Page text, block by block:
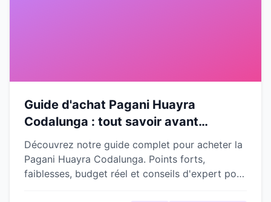
Guide d'achat Pagani Huayra
Codalunga : tout savoir avant
d'investir dans cette hypercar
d'exception
Découvrez notre guide complet pour acheter la
Pagani Huayra Codalunga. Points forts,
faiblesses, budget réel et conseils d'expert pour